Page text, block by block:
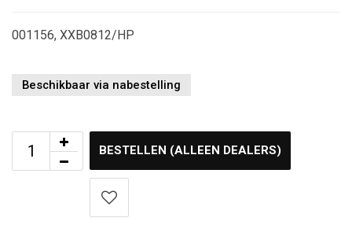
001156, XXB0812/HP
Beschikbaar via nabestelling
BESTELLEN (ALLEEN DEALERS)